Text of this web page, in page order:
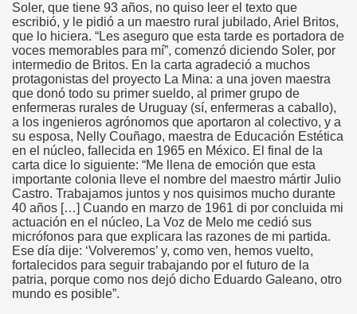
Soler, que tiene 93 años, no quiso leer el texto que
escribió, y le pidió a un maestro rural jubilado, Ariel Britos,
que lo hiciera. “Les aseguro que esta tarde es portadora de
voces memorables para mí”, comenzó diciendo Soler, por
intermedio de Britos. En la carta agradeció a muchos
protagonistas del proyecto La Mina: a una joven maestra
que donó todo su primer sueldo, al primer grupo de
enfermeras rurales de Uruguay (sí, enfermeras a caballo),
a los ingenieros agrónomos que aportaron al colectivo, y a
su esposa, Nelly Couñago, maestra de Educación Estética
en el núcleo, fallecida en 1965 en México. El final de la
carta dice lo siguiente: “Me llena de emoción que esta
importante colonia lleve el nombre del maestro mártir Julio
Castro. Trabajamos juntos y nos quisimos mucho durante
40 años […] Cuando en marzo de 1961 di por concluida mi
actuación en el núcleo, La Voz de Melo me cedió sus
micrófonos para que explicara las razones de mi partida.
Ese día dije: ‘Volveremos’ y, como ven, hemos vuelto,
fortalecidos para seguir trabajando por el futuro de la
patria, porque como nos dejó dicho Eduardo Galeano, otro
mundo es posible”.